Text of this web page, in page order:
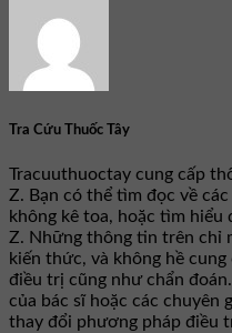
Tra Cứu Thuốc Tây
Tracuuthuoctay cung cấp
Z. Bạn có thể tìm đọc về
không kê toa, hoặc tìm hiểu
Z. Những thông tin trên chỉ
kiến thức, và không hề
điều trị cũng như chẩn
của bác sĩ hoặc các chuyên
thay đổi phương pháp điều